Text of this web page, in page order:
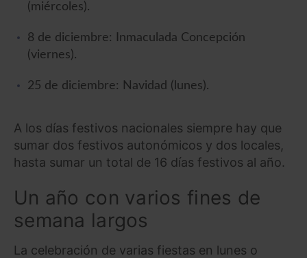
(miércoles).
8 de diciembre: Inmaculada Concepción
(viernes).
25 de diciembre: Navidad (lunes).
A los días festivos nacionales siempre hay que
sumar dos festivos autonómicos y dos locales,
hasta sumar un total de 16 días festivos al año.
Un año con varios fines de
semana largos
La celebración de varias fiestas en lunes o